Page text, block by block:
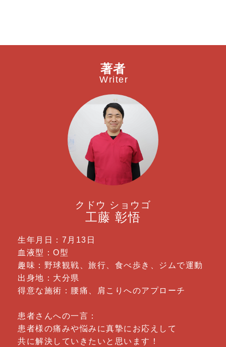
著者
Writer
クドウ ショウゴ
工藤 彰悟
生年月日：7月13日
血液型：O型
趣味：野球観戦、旅行、食べ歩き、ジムで運動
出身地：大分県
得意な施術：腰痛、肩こりへのアプローチ
患者さんへの一言：
患者様の痛みや悩みに真摯にお応えして
共に解決していきたいと思います！